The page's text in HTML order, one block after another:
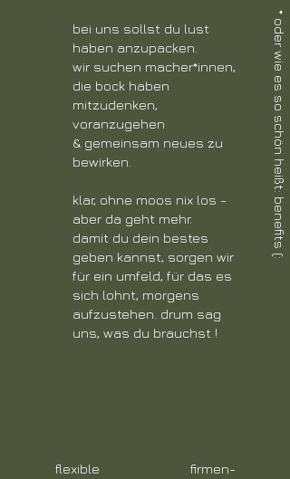
bei uns sollst du lust
haben anzupacken.
wir suchen macher*innen,
die bock haben
mitzudenken,
voranzugehen
& gemeinsam neues zu
bewirken.
klar, ohne moos nix los -
aber da geht mehr.
damit du dein bestes
geben kannst, sorgen wir
für ein umfeld, für das es
sich lohnt, morgens
aufzustehen. drum sag
uns, was du brauchst !
* oder wie es so schön heißt: benefits (:
flexible
firmen-